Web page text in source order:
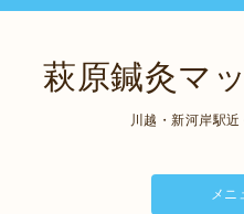
萩原鍼灸マ
川越・新河岸駅
メニ